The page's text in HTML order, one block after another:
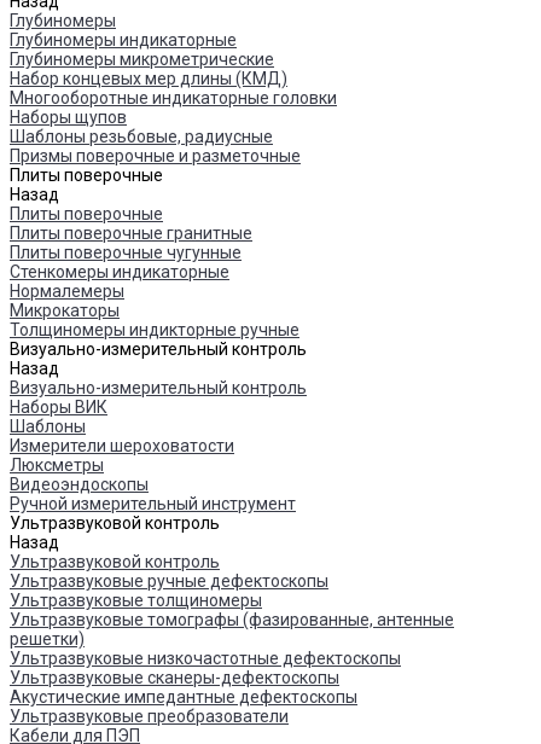
Глубиномеры
Глубиномеры индикаторные
Глубиномеры микрометрические
Набор концевых мер длины (КМД)
Многооборотные индикаторные головки
Наборы щупов
Шаблоны резьбовые, радиусные
Призмы поверочные и разметочные
Плиты поверочные
Назад
Плиты поверочные
Плиты поверочные гранитные
Плиты поверочные чугунные
Стенкомеры индикаторные
Нормалемеры
Микрокаторы
Толщиномеры индикторные ручные
Визуально-измерительный контроль
Назад
Визуально-измерительный контроль
Наборы ВИК
Шаблоны
Измерители шероховатости
Люксметры
Видеоэндоскопы
Ручной измерительный инструмент
Ультразвуковой контроль
Назад
Ультразвуковой контроль
Ультразвуковые ручные дефектоскопы
Ультразвуковые толщиномеры
Ультразвуковые томографы (фазированные, антенные
решетки)
Ультразвуковые низкочастотные дефектоскопы
Ультразвуковые сканеры-дефектоскопы
Акустические импедантные дефектоскопы
Ультразвуковые преобразователи
Кабели для ПЭП